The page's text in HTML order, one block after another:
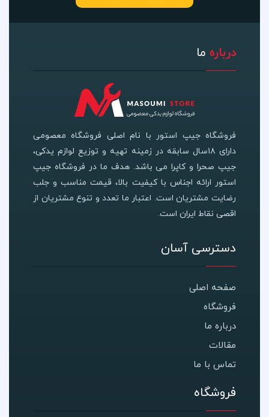
درباره ما
فروشگاه جیپ استور با نام اصلی فروشگاه معصومی
دارای ۱۸سال سابقه در زمینه تهیه و توزیع لوازم یدکی،
جیپ صحرا و کاپرا می باشد. هدف ما در فروشگاه جیپ
استور ارائه اجناس با کیفیت بالا، قیمت مناسب و جلب
رضایت مشتریان است. اعتبار ما تعدد و تنوع مشتریان از
اقصی نقاط ایران است.
دسترسی آسان
صفحه اصلی
فروشگاه
درباره ما
مقالات
تماس با ما
فروشگاه